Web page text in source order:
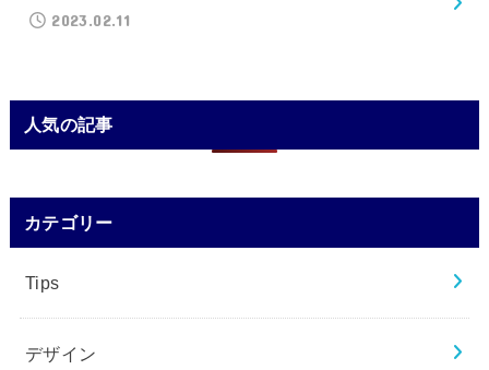
2023.02.11
人気の記事
カテゴリー
Tips
デザイン